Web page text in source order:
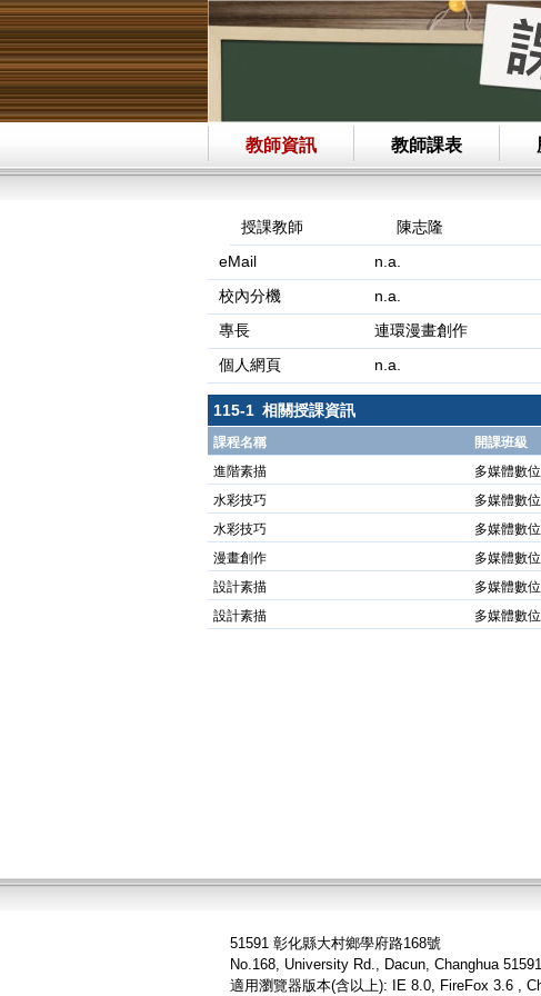
教師資訊 教師課表
授課教師
陳志隆
eMail
n.a.
校內分機
n.a.
專長
連環漫畫創作
個人網頁
n.a.
115-1 相關授課資訊
課程名稱 開課班級
進階素描
多媒體數
水彩技巧
多媒體數
水彩技巧
多媒體數
漫畫創作
多媒體數
設計素描
多媒體數
設計素描
多媒體數
51591 彰化縣大村鄉學府路168號
No.168, University Rd., Dacun, Changhua
適用瀏覽器版本(含以上): IE 8.0, FireFox 3.6 ,